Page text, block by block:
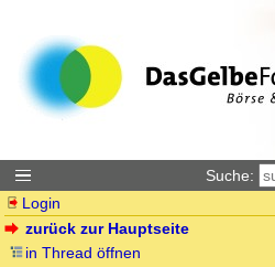
Suche:
Login
zurück zur Hauptseite
in Thread öffnen